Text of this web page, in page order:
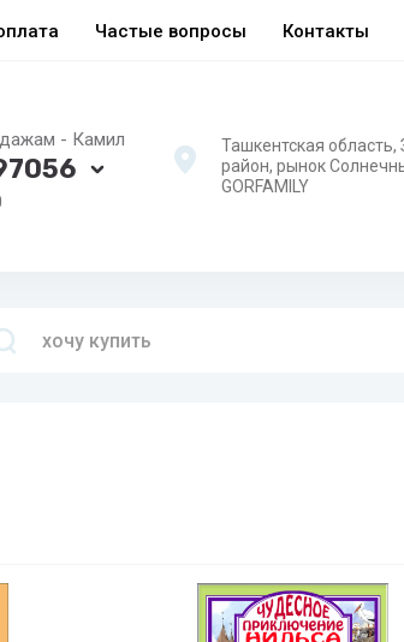
Частые вопросы Контакты
- Камил
Ташкентская область,
район, рынок
GORFAMILY